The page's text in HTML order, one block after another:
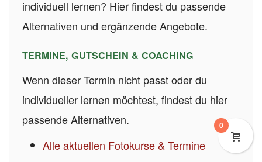
individuell lernen? Hier findest du passende
Alternativen und ergänzende Angebote.
TERMINE, GUTSCHEIN & COACHING
Wenn dieser Termin nicht passt oder du
individueller lernen möchtest, findest du hier
passende Alternativen.
Alle aktuellen Fotokurse & Termine
0